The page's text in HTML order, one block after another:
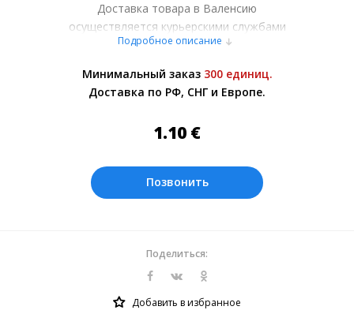
Доставка товара в Валенсию
осуществляется курьерскими службами
или самовывозом со склада в Москве.
менеджером.
Оплата производится в рублях. Цены на
08.08.2026. Текущий курс 10 руб.=
Подробное описание
Минимальный заказ 300 единиц.
Доставка по РФ, СНГ и Европе.
1.10 €
Позвонить
Поделиться:
Добавить в избранное